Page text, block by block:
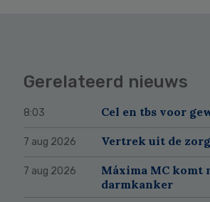
Gerelateerd nieuws
8:03 Cel en tbs voor
7 aug 2026 Vertrek uit de
7 aug 2026
Máxima MC komt
darmkanker